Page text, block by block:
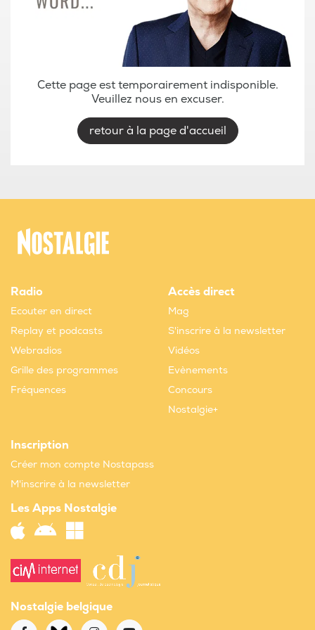
Cette page est temporairement indisponible.
Veuillez nous en excuser.
retour à la page d'accueil
Radio
Ecouter en direct
Replay et podcasts
Webradios
Grille des programmes
Fréquences
Accès direct
Mag
S'inscrire à la newsletter
Vidéos
Evènements
Concours
Nostalgie+
Inscription
Créer mon compte Nostapass
M'inscrire à la newsletter
Les Apps Nostalgie
Nostalgie belgique